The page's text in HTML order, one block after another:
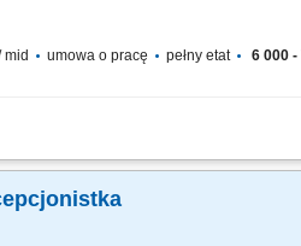
mid umowa o pracę pełny etat 6 000 -
obsługa recepcji; Realizacja zadań